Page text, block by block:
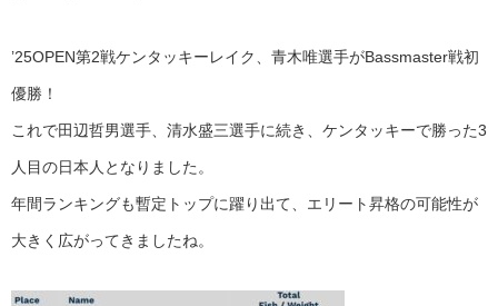
’25OPEN第2戦ケンタッキーレイク、青木唯選手がBassmaster戦初
優勝！
これで田辺哲男選手、清水盛三選手に続き、ケンタッキーで勝った3
人目の日本人となりました。
年間ランキングも暫定トップに躍り出て、エリート昇格の可能性が
大きく広がってきましたね。